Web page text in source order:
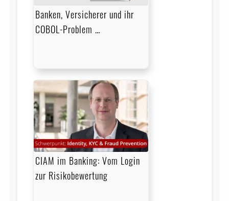
Banken, Versicherer und ihr
COBOL-Problem …
CIAM im Banking: Vom Login
zur Risikobewertung